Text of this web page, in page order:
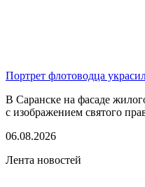
Портрет флотоводца
В Саранске на фасаде
с изображением святого
06.08.2026
Лента новостей